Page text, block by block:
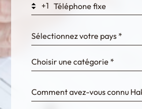
fKG333tDPmDdJm8
+1
Sélectionnez votre pays *
Choisir une catégorie *
Comment avez-vous connu